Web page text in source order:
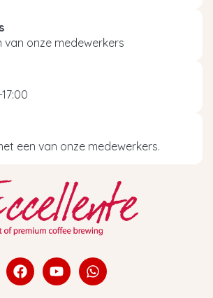
van onze medewerkers
een van onze medewerkers.